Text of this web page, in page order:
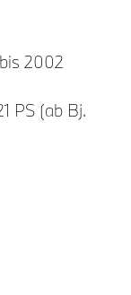
2002
PS (ab Bj.